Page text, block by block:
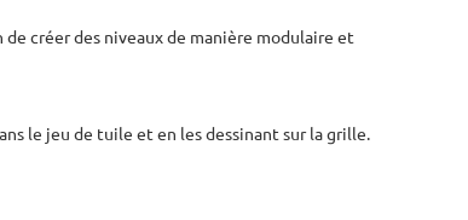
créer des niveaux de manière modulaire et
le jeu de tuile et en les dessinant sur la grille.